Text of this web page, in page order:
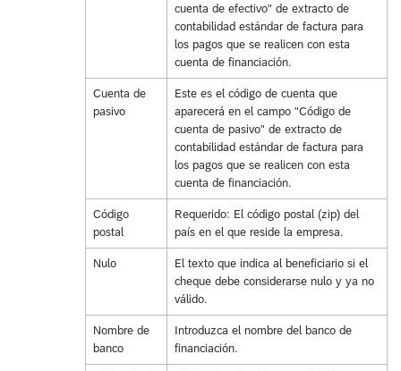
cuenta de efectivo" de extracto de
contabilidad estándar de factura para
los pagos que se realicen con esta
cuenta de financiación.
Cuenta de
pasivo
Este es el código de cuenta que
aparecerá en el campo "Código de
cuenta de pasivo" de extracto de
contabilidad estándar de factura para
los pagos que se realicen con esta
cuenta de financiación.
Código
postal
Requerido: El código postal (zip) del
país en el que reside la empresa.
Nulo
El texto que indica al beneficiario si el
cheque debe considerarse nulo y ya no
válido.
Nombre de
banco
Introduzca el nombre del banco de
financiación.